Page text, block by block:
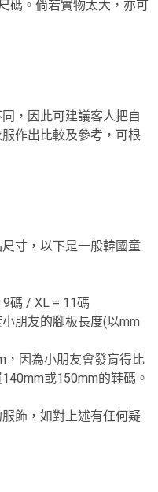
碼。倘若實物太大，亦可
，因此可建議客人把自
作出比較及參考，可根
寸，以下是一般韓國童
碼 / XL = 11碼
朋友的腳板長度(以mm
，因為小朋友會發肓得比
或150mm的鞋碼。
飾，如對上述有任何疑